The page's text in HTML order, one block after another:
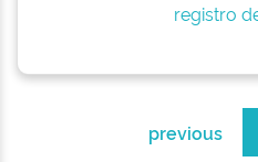
registro
previous